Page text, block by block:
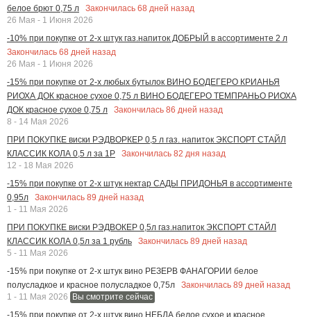
белое брют 0,75 л
Закончилась 68 дней назад
26 Мая - 1 Июня 2026
-10% при покупке от 2-х штук газ.напиток ДОБРЫЙ в ассортименте 2 л
Закончилась 68 дней назад
26 Мая - 1 Июня 2026
-15% при покупке от 2-х любых бутылок ВИНО БОДЕГЕРО КРИАНЬЯ
РИОХА ДОК красное сухое 0,75 л ВИНО БОДЕГЕРО ТЕМПРАНЬО РИОХА
ДОК красное сухое 0,75 л
Закончилась 86 дней назад
8 - 14 Мая 2026
ПРИ ПОКУПКЕ виски РЭДВОРКЕР 0,5 л газ. напиток ЭКСПОРТ СТАЙЛ
КЛАССИК КОЛА 0,5 л за 1Р
Закончилась 82 дня назад
12 - 18 Мая 2026
-15% при покупке от 2-х штук нектар САДЫ ПРИДОНЬЯ в ассортименте
0,95л
Закончилась 89 дней назад
1 - 11 Мая 2026
ПРИ ПОКУПКЕ виски РЭДВОКЕР 0,5л газ.напиток ЭКСПОРТ СТАЙЛ
КЛАССИК КОЛА 0,5л за 1 рубль
Закончилась 89 дней назад
5 - 11 Мая 2026
-15% при покупке от 2-х штук вино РЕЗЕРВ ФАНАГОРИИ белое
полусладкое и красное полусладкое 0,75л
Закончилась 89 дней назад
1 - 11 Мая 2026
Вы смотрите сейчас